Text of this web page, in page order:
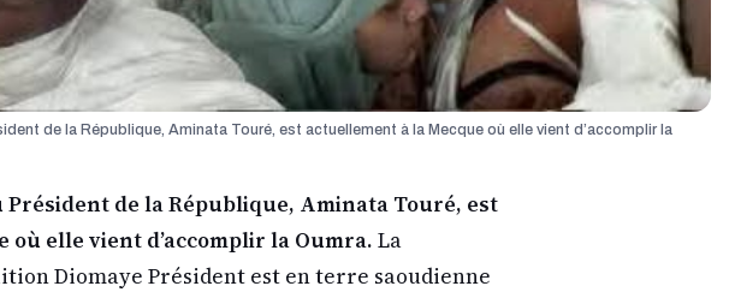
de la République, Aminata Touré, est actuellement à la Mecque où elle vient d’accomplir la
de la République, Aminata Touré, est
où elle vient d’accomplir la Oumra. La
Diomaye Président est en terre saoudienne